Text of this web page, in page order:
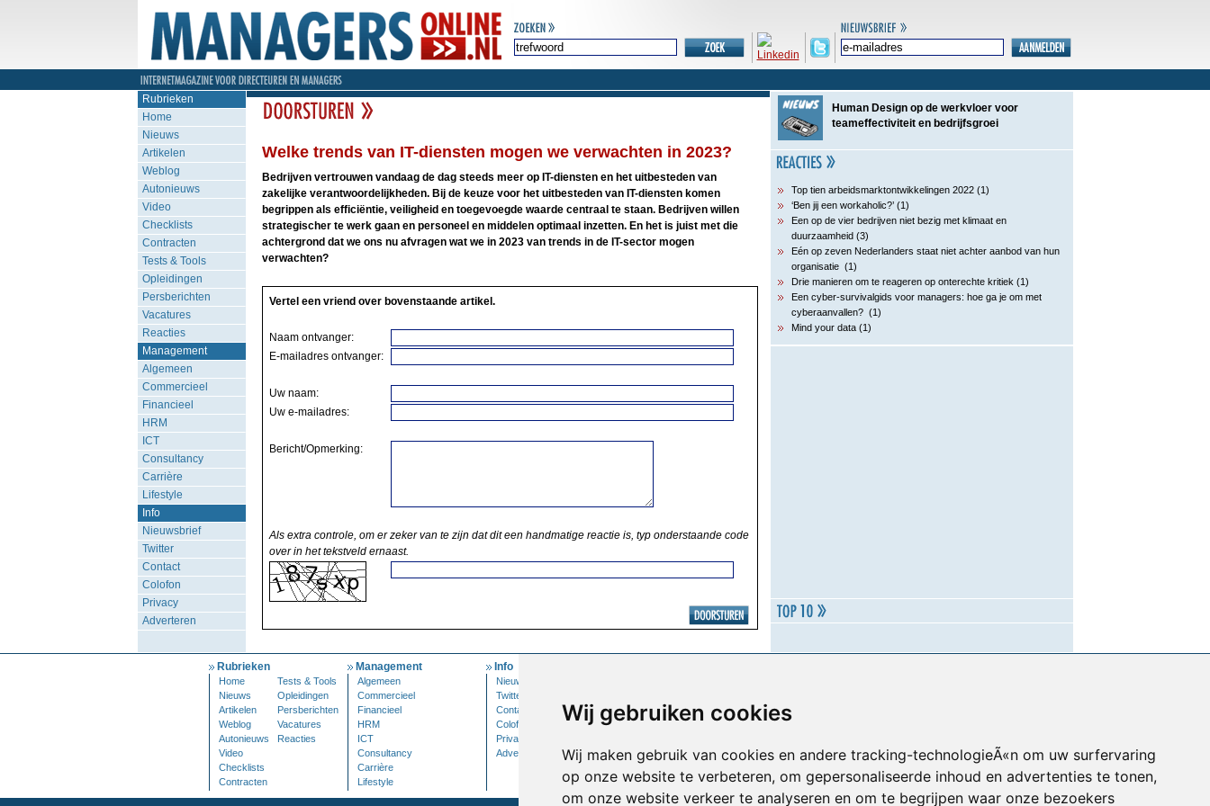
Wij gebruiken cookies
Wij maken gebruik van cookies en andere tracking-technologieÃ«n om uw surfervaring
op onze website te verbeteren, om gepersonaliseerde inhoud en advertenties te tonen,
om onze website verkeer te analyseren en om te begrijpen waar onze bezoekers
Rubrieken
Home
Nieuws
Artikelen
Weblog
Autonieuws
Video
Checklists
Contracten
Tests & Tools
Opleidingen
Persberichten
Vacatures
Reacties
Management
Algemeen
Commercieel
Financieel
HRM
ICT
Consultancy
Carrière
Lifestyle
Info
Nieuwsbrief
Twitter
Contact
Colofon
Privacy
Adverteren
Welke trends van IT-diensten mogen we verwachten in 2023?
Bedrijven vertrouwen vandaag de dag steeds meer op IT-diensten en het uitbesteden van
zakelijke verantwoordelijkheden. Bij de keuze voor het uitbesteden van IT-diensten komen
begrippen als efficiëntie, veiligheid en toegevoegde waarde centraal te staan. Bedrijven willen
strategischer te werk gaan en personeel en middelen optimaal inzetten. En het is juist met die
achtergrond dat we ons nu afvragen wat we in 2023 van trends in de IT-sector mogen
verwachten?
Vertel een vriend over bovenstaande artikel.
Naam ontvanger:
E-mailadres ontvanger:
Uw naam:
Uw e-mailadres:
Bericht/Opmerking:
Als extra controle, om er zeker van te zijn dat dit een handmatige reactie is, typ onderstaande code
over in het tekstveld ernaast.
Human Design op de werkvloer voor
teameffectiviteit en bedrijfsgroei
Top tien arbeidsmarktontwikkelingen 2022 (1)
‘Ben jij een workaholic?’ (1)
Een op de vier bedrijven niet bezig met klimaat en
duurzaamheid (3)
Eén op zeven Nederlanders staat niet achter aanbod van hun
organisatie (1)
Drie manieren om te reageren op onterechte kritiek (1)
Een cyber-survivalgids voor managers: hoe ga je om met
cyberaanvallen? (1)
Mind your data (1)
Rubrieken
Home
Tests & Tools
Nieuws
Opleidingen
Artikelen
Persberichten
Weblog
Vacatures
Autonieuws
Reacties
Video
Checklists
Contracten
Management
Algemeen
Commercieel
Financieel
HRM
ICT
Consultancy
Carrière
Lifestyle
Info
Nieuwsbrief
Twitter
Contact
Colofon
Privacy
Adverteren